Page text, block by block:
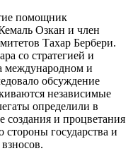
помощник
Озкан и член
Тахар Бербери.
со стратегией и
международном и
обсуждение
независимые
определили в
создания и процветания
государства и